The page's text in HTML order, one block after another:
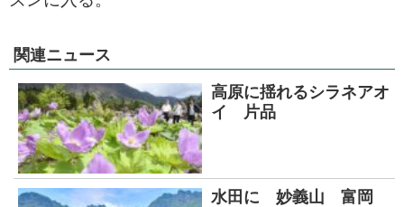
関連ニュース
高原に揺れるシラネアオ
イ 片品
水田に 妙義山 富岡